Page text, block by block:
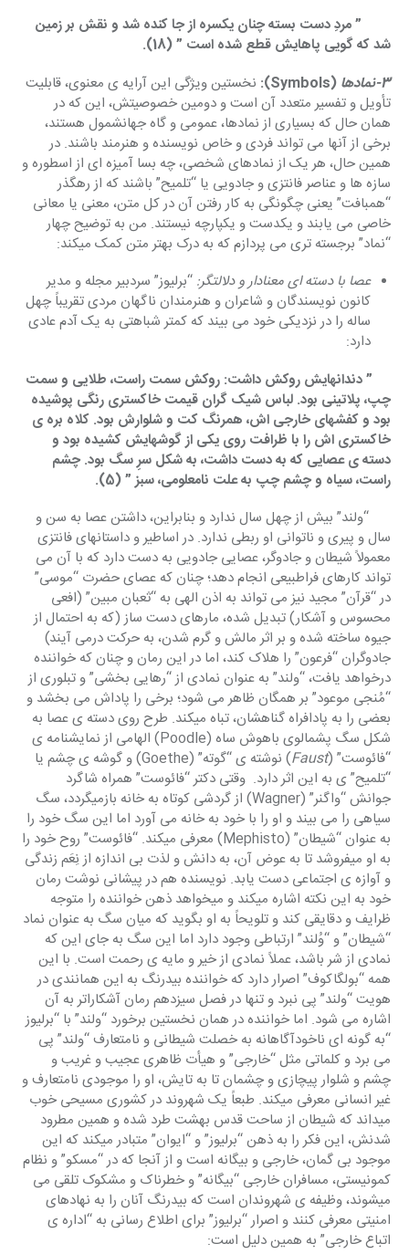
” مردِ دست بسته چنان یکسره از جا کنده شد و نقش بر زمین
شد که گویی پاهایش قطع شده است ” (18).
3-نمادها
(Symbols):
نخستین ویژگی این آرایه ی معنوی، قابلیت
تأویل و تفسیر متعدد آن است و دومین خصوصیتش، این که در
همان حال که بسیاری از نمادها، عمومی و گاه جهانشمول هستند،
برخی از آنها می تواند فردی و خاص نویسنده و هنرمند باشند. در
همین حال، هر یک از نمادهای شخصی، چه بسا آمیزه ای از اسطوره و
سازه ها و عناصر فانتزی و جادویی یا “تلمیح” باشند که از رهگذر
“همبافت” یعنی چگونگی به کار رفتن آن در کل متن، معنی یا معانی
خاصی می یابند و یکدست و یکپارچه نیستند. من به توضیح چهار
“نماد” برجسته تری می پردازم که به درک بهتر متن کمک میکند:
عصا با دسته ای معنادار و دلالتگر:“برلیوز” سردبیر مجله و مدیر
کانون نویسندگان و شاعران و هنرمندان ناگهان مردی تقریباً چهل
ساله را در نزدیکی خود می بیند که کمتر شباهتی به یک آدم عادی
دارد:
” دندانهایش روکش داشت: روکش سمت راست، طلایی و سمت
چپ، پلاتینی بود. لباس شیک گران قیمت خاکستری رنگی پوشیده
بود و کفشهای خارجی اش، همرنگ کت و شلوارش بود. کلاه بره ی
خاکستری اش را با ظرافت روی یکی از گوشهایش کشیده بود و
دسته ی عصایی که به دست داشت، به شکل سرِ سگ بود. چشم
راست، سیاه و چشم چپ به علت نامعلومی، سبز ” (5).
“ولند” بیش از چهل سال ندارد و بنابراین، داشتن عصا به سن و
سال و پیری و ناتوانی او ربطی ندارد. در اساطیر و داستانهای فانتزی
معمولاً شیطان و جادوگر، عصایی جادویی به دست دارد که با آن می
تواند کارهای فراطبیعی انجام دهد؛ چنان که عصای حضرت “موسی”
در “قرآن” مجید نیز می تواند به اذن الهی به “ثعبان مبین” (افعی
محسوس و آشکار) تبدیل شده، مارهای دست ساز (که به احتمال از
جیوه ساخته شده و بر اثر مالش و گرم شدن، به حرکت درمی آیند)
جادوگران “فرعون” را هلاک کند، اما در این رمان و چنان که خواننده
درخواهد یافت، “ولند” به عنوان نمادی از “رهایی بخشی” و تبلوری از
“مُنجی موعود” بر همگان ظاهر می شود؛ برخی را پاداش می بخشد و
بعضی را به پادافراه گناهشان، تباه میکند. طرح روی دسته ی عصا به
شکل سگ پشمالوی باهوش ساه (Poodle) الهامی از نمایشنامه ی
“فائوست” (Faust
) نوشته ی “گوته” (Goethe) و گوشه ی چشم یا
“تلمیح” ی به این اثر دارد.  وقتی دکتر “فائوست” همراه شاگرد
جوانش “واگنر” (Wagner) از گردشی کوتاه به خانه بازمیگردد، سگ
سیاهی را می بیند و او را با خود به خانه می آورد اما این سگ خود را
به عنوان “شیطان” (Mephisto) معرفی میکند. “فائوست” روح خود را
به او میفروشد تا به عوض آن، به دانش و لذت بی اندازه از نِعَم زندگی
و آوازه ی اجتماعی دست یابد. نویسنده هم در پیشانی نوشت رمان
خود به این نکته اشاره میکند و میخواهد ذهن خواننده را متوجه
ظرایف و دقایقی کند و تلویحاً به او بگوید که میان سگ به عنوان نماد
“شیطان” و “وُلند” ارتباطی وجود دارد اما این سگ به جای این که
نمادی از شر باشد، عملاً نمادی از خیر و مایه ی رحمت است. با این
همه “بولگاکوف” اصرار دارد که خواننده بیدرنگ به این همانندی در
هویت “ولند” پی نبرد و تنها در فصل سیزدهم رمان آشکاراتر به آن
اشاره می شود. اما خواننده در همان نخستین برخورد “ولند” با “برلیوز
“به گونه ای ناخودآگاهانه به خصلت شیطانی و نامتعارف “ولند” پی
می برد و کلماتی مثل “خارجی” و هیأت ظاهری عجیب و غریب و
چشم و شلوار پیچازی و چشمان تا به تایش، او را موجودی نامتعارف و
غیر انسانی معرفی میکند. طبعاً یک شهروند در کشوری مسیحی خوب
میداند که شیطان از ساحت قدس بهشت طرد شده و همین مطرود
شدنش، این فکر را به ذهن “برلیوز” و “ایوان” متبادر میکند که این
موجود بی گمان، خارجی و بیگانه است و از آنجا که در “مسکو” و نظام
کمونیستی، مسافران خارجی “بیگانه” و خطرناک و مشکوک تلقی می
میشوند، وظیفه ی شهروندان است که بیدرنگ آنان را به نهادهای
امنیتی معرفی کنند و اصرار “برلیوز” برای اطلاع رسانی به “اداره ی
اتباع خارجی” به همین دلیل است: